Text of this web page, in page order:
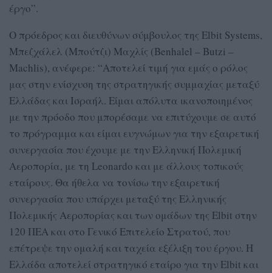
έργο”.
Ο πρόεδρος και διευθύνων σύμβουλος της Elbit Systems,
Μπεζχάλελ (Μπούτζι) Μαχλίς (Benhalel – Butzi –
Machlis), ανέφερε: “Αποτελεί τιμή για εμάς ο ρόλος
μας στην ενίσχυση της στρατηγικής συμμαχίας μεταξύ
Ελλάδας και Ισραήλ. Είμαι απόλυτα ικανοποιημένος
με την πρόοδο που μπορέσαμε να επιτύχουμε σε αυτό
το πρόγραμμα και είμαι ευγνώμων για την εξαιρετική
συνεργασία που έχουμε με την Ελληνική Πολεμική
Αεροπορία, με τη Leonardo και με άλλους τοπικούς
εταίρους. Θα ήθελα να τονίσω την εξαιρετική
συνεργασία που υπάρχει μεταξύ της Ελληνικής
Πολεμικής Αεροπορίας και των ομάδων της Elbit στην
120 ΠΕΑ και στο Γενικό Επιτελείο Στρατού, που
επέτρεψε την ομαλή και ταχεία εξέλιξη του έργου. Η
Ελλάδα αποτελεί στρατηγικό εταίρο για την Elbit και